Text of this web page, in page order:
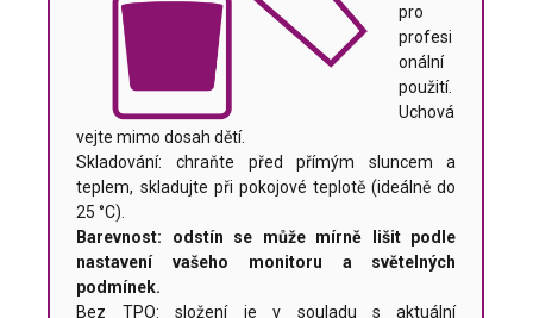
pro
profesi
onální
použití.
Uchová
vejte mimo dosah dětí.
Skladování: chraňte před přímým sluncem a
teplem, skladujte při pokojové teplotě (ideálně do
25 °C).
Barevnost: odstín se může mírně lišit podle
nastavení vašeho monitoru a světelných
podmínek.
Bez TPO: složení je v souladu s aktuální